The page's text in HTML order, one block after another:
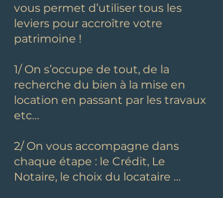
vous permet d’utiliser tous les
leviers pour accroître votre
patrimoine !
1/ On s’occupe de tout, de la
recherche du bien à la mise en
location en passant par les travaux
etc…
2/ On vous accompagne dans
chaque étape : le Crédit, Le
Notaire, le choix du locataire …